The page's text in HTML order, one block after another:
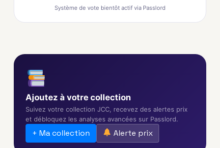
Système de vote bientôt actif via Passlord
Ajoutez à votre collection
Suivez votre collection JCC, recevez des alertes prix
et débloquez les analyses avancées sur Passlord.
+ Ma collection Alerte prix